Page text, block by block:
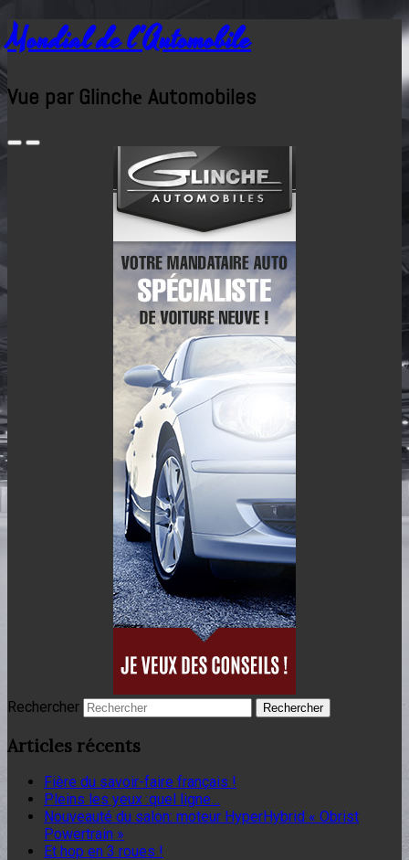
Mondial de l'Automobile
Vue par Glinchе Automobiles
Rechercher
Articles récents
Fière du savoir-faire français !
Pleins les yeux :quel ligne…
Nouveauté du salon: moteur HyperHybrid « Obrist
Powertrain »
Et hop en 3 roues !